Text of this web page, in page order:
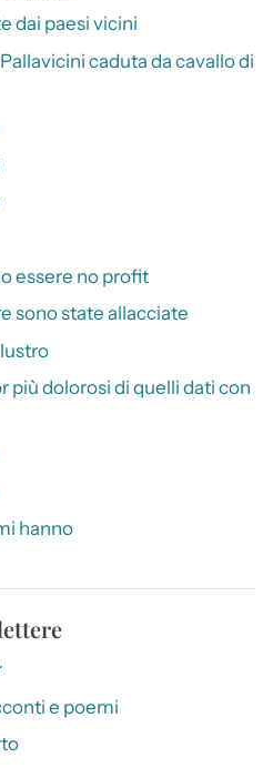
dai paesi vicini
caduta da cavallo di
essere no profit
sono state allacciate
più dolorosi di quelli dati con
hanno
e poemi